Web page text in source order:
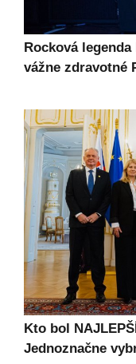
Rocková
vážne zdravotné
Kto bol
Jednoznačne